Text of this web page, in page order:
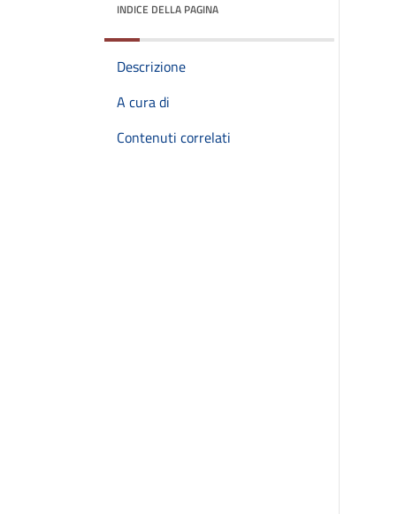
INDICE DELLA PAGINA
Descrizione
A cura di
Contenuti correlati